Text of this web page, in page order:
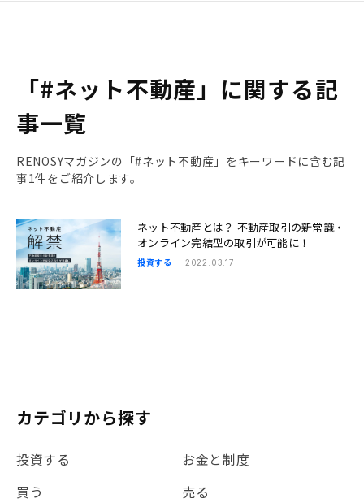
「#ネット不動産」に関する記
事一覧
RENOSYマガジンの「#ネット不動産」をキーワードに含む記
事1件をご紹介します。
ネット不動産とは？ 不動産取引の新常識・
オンライン完結型の取引が可能に！
投資する 2022.03.17
カテゴリから探す
投資する
お金と制度
買う
売る